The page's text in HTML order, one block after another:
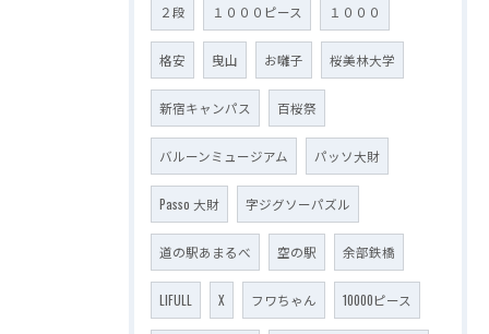
２段 １０００ピース １０００
格安 曳山 お囃子 桜美林大学
新宿キャンパス 百桜祭
バルーンミュージアム パッソ大財
Passo 大財 字ジグソーパズル
道の駅あまるべ 空の駅 余部鉄橋
LIFULL X フワちゃん 10000ピース